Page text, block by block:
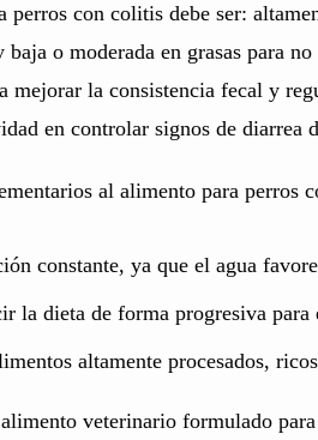
perros con colitis debe ser:
baja o moderada en grasas para
mejorar la consistencia fecal y
en controlar signos de
al alimento para perros
constante, ya que el agua
la dieta de forma progresiva
altamente procesados,
veterinario formulado para